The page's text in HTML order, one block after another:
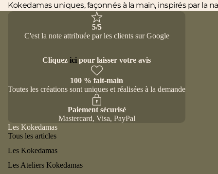
Kokedamas uniques, façonnés à la main, inspirés par la
5/5
C'est la note attribuée par les clients sur Google
Cliquez ici pour laisser votre avis
100 % fait-main
Toutes les créations sont uniques et réalisées à la demande
Paiement sécurisé
Mastercard, Visa, PayPal
Les Kokedamas
Tous les articles
Les Kokedamas
Les Ateliers Kokedamas